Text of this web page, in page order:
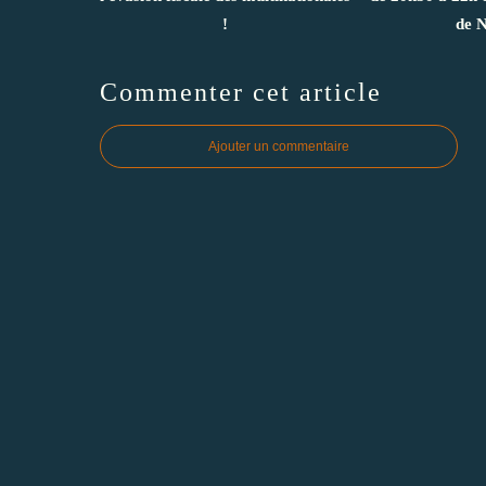
!
de
Commenter cet article
Ajouter un commentaire